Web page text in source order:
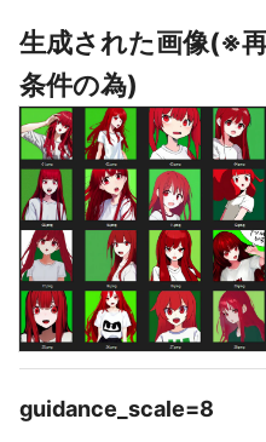
生成された画像(※
条件の為)
guidance_scale=8